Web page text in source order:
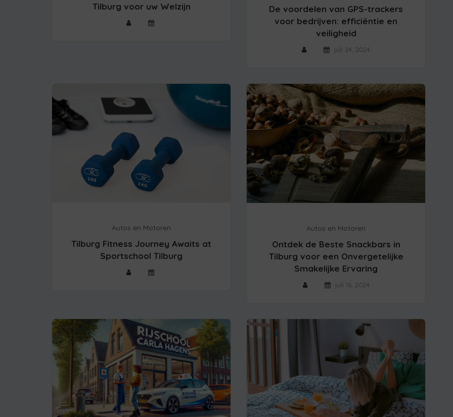
Tilburg voor uw Welzijn
De voordelen van GPS-trackers
voor bedrijven: efficiëntie en
veiligheid
juli 24, 2024
Autos en Motoren
Tilburg Fitness Journey Awaits at
Sportschool Tilburg
Autos en Motoren
Ontdek de Beste Snackbars in
Tilburg voor een Onvergetelijke
Smakelijke Ervaring
juli 16, 2024